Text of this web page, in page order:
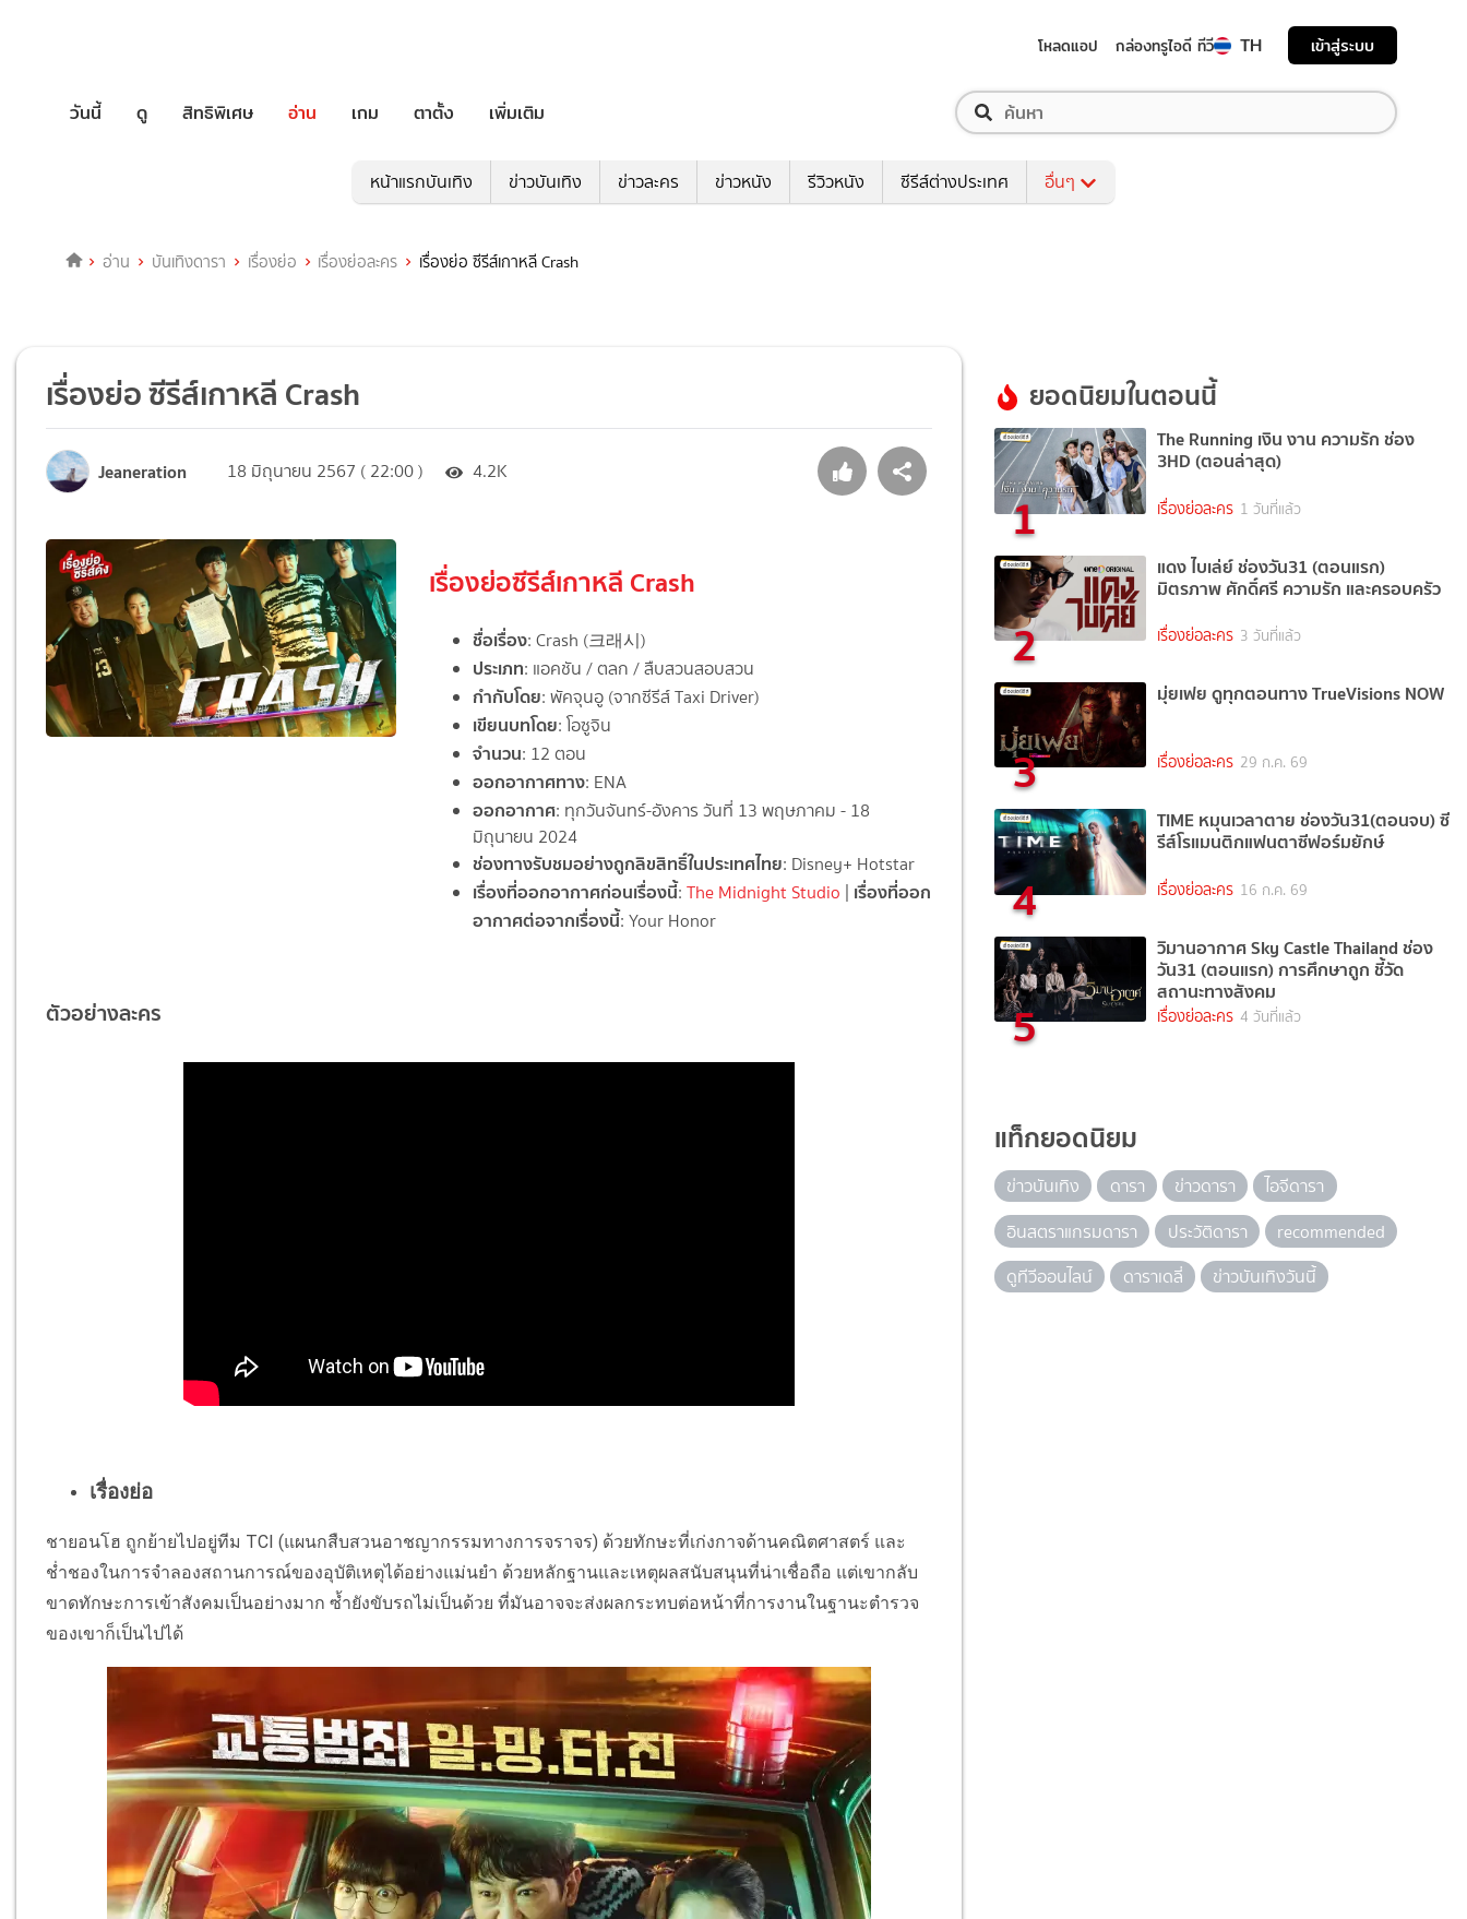
โหลดแอป กล่องทรูไอดี ทีวี TH เข้าสู่ระบบ
วันนี้ ดู สิทธิพิเศษ อ่าน เกม ตาตั้ง เพิ่มเติม
หน้าแรกบันเทิง ข่าวบันเทิง ข่าวละคร ข่าวหนัง รีวิวหนัง ซีรีส์ต่างประเทศ อื่นๆ
อ่าน บันเทิงดารา เรื่องย่อ เรื่องย่อละคร เรื่องย่อ ซีรีส์เกาหลี Crash
เรื่องย่อ ซีรีส์เกาหลี Crash
Jeaneration 18 มิถุนายน 2567 ( 22:00 ) 4.2K
เรื่องย่อซีรีส์เกาหลี Crash
ชื่อเรื่อง: Crash (크래시)
ประเภท: แอคชัน / ตลก / สืบสวนสอบสวน
กำกับโดย: พัคจุนอู (จากซีรีส์ Taxi Driver)
เขียนบทโดย: โอซูจิน
จำนวน: 12 ตอน
ออกอากาศทาง: ENA
ออกอากาศ: ทุกวันจันทร์-อังคาร วันที่ 13 พฤษภาคม - 18
มิถุนายน 2024
ช่องทางรับชมอย่างถูกลิขสิทธิ์ในประเทศไทย: Disney+ Hotstar
เรื่องที่ออกอากาศก่อนเรื่องนี้: The Midnight Studio | เรื่องที่ออก
อากาศต่อจากเรื่องนี้: Your Honor
ตัวอย่างละคร
เรื่องย่อ
ชายอนโฮ ถูกย้ายไปอยู่ทีม TCI (แผนกสืบสวนอาชญากรรมทางการจราจร) ด้วยทักษะที่เก่งกาจด้านคณิตศาสตร์ และ
ช่ำชองในการจำลองสถานการณ์ของอุบัติเหตุได้อย่างแม่นยำ ด้วยหลักฐานและเหตุผลสนับสนุนที่น่าเชื่อถือ แต่เขากลับ
ขาดทักษะการเข้าสังคมเป็นอย่างมาก ซ้ำยังขับรถไม่เป็นด้วย ที่มันอาจจะส่งผลกระทบต่อหน้าที่การงานในฐานะตำรวจ
ของเขาก็เป็นไปได้
ยอดนิยมในตอนนี้
1
The Running เงิน งาน ความรัก ช่อง
3HD (ตอนล่าสุด)
เรื่องย่อละคร 1 วันที่แล้ว
2
แดง ไบเล่ย์ ช่องวัน31 (ตอนแรก)
มิตรภาพ ศักดิ์ศรี ความรัก และครอบครัว
เรื่องย่อละคร 3 วันที่แล้ว
3
มุ่ยเฟย ดูทุกตอนทาง TrueVisions NOW
เรื่องย่อละคร 29 ก.ค. 69
4
TIME หมุนเวลาตาย ช่องวัน31(ตอนจบ) ซี
รีส์โรแมนติกแฟนตาซีฟอร์มยักษ์
เรื่องย่อละคร 16 ก.ค. 69
5
วิมานอากาศ Sky Castle Thailand ช่อง
วัน31 (ตอนแรก) การศึกษาถูก ชี้วัด
สถานะทางสังคม
เรื่องย่อละคร 4 วันที่แล้ว
แท็กยอดนิยม
ข่าวบันเทิง ดารา ข่าวดารา
ไอจีดารา
อินสตราแกรมดารา
ประวัติดารา
recommended
ดูทีวีออนไลน์
ดาราเดลี่ ข่าวบันเทิงวันนี้